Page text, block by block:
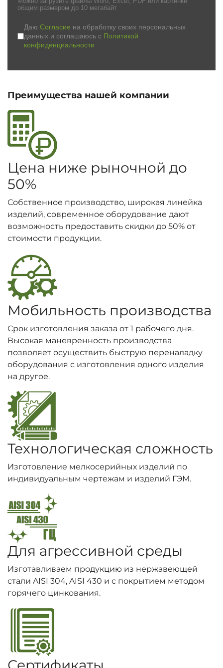
общим размером до 10 мегабайт
Даю Согласие на обработку своих персональных
данных и соглашаюсь с Политикой
конфиденциальности
Преимущества нашей компании
Цена ниже рыночной до
50%
Собственное производство, широкая линейка
изделий, современное оборудование дают
возможность предоставить скидки до 50% от
стоимости продукции.
Мобильность производства
Срок изготовления заказа от 1 рабочего дня.
Высокая маневренность производства
позволяет осуществить быструю переналадку
оборудования с изготовления одного изделия
на другое.
Технологическая сложность
Изготовление мелкосерийных изделий по
индивидуальным чертежам и изделий ГЭМ.
Для агрессивной среды
Изготавливаем продукцию из нержавеющей
стали AISI 304, AISI 430 и с покрытием методом
горячего цинкования.